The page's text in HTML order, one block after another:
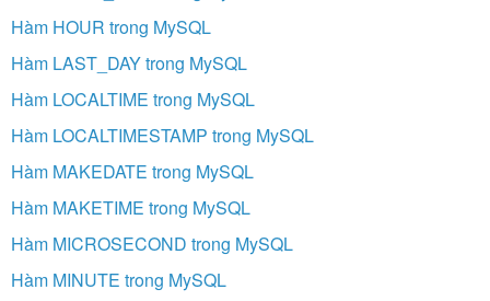
Hàm HOUR trong MySQL
Hàm LAST_DAY trong MySQL
Hàm LOCALTIME trong MySQL
Hàm LOCALTIMESTAMP trong MySQL
Hàm MAKEDATE trong MySQL
Hàm MAKETIME trong MySQL
Hàm MICROSECOND trong MySQL
Hàm MINUTE trong MySQL